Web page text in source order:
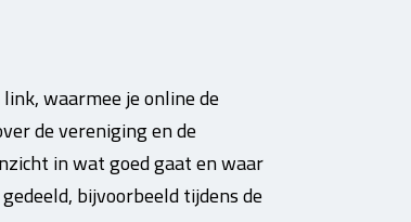
waarmee je online de
de vereniging en de
in wat goed gaat en waar
bijvoorbeeld tijdens de